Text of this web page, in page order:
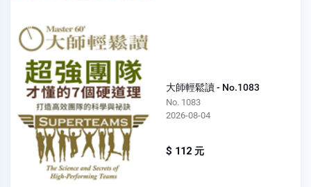
大師輕鬆讀 - No.1083
No. 1083
2026-08-04
$ 112 元